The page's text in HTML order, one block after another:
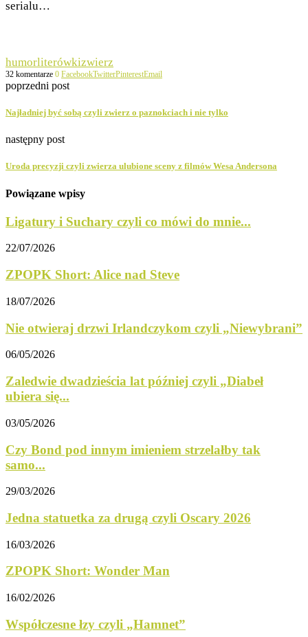
serialu…
humorliterówkizwierz
32 komentarze 0 FacebookTwitterPinterestEmail
poprzedni post
Najładniej być sobą czyli zwierz o paznokciach i nie tylko
następny post
Uroda precyzji czyli zwierza ulubione sceny z filmów Wesa Andersona
Powiązane wpisy
Ligatury i Suchary czyli co mówi do mnie...
22/07/2026
ZPOPK Short: Alice nad Steve
18/07/2026
Nie otwieraj drzwi Irlandczykom czyli „Niewybrani”
06/05/2026
Zaledwie dwadzieścia lat później czyli „Diabeł
ubiera się...
03/05/2026
Czy Bond pod innym imieniem strzelałby tak
samo...
29/03/2026
Jedna statuetka za drugą czyli Oscary 2026
16/03/2026
ZPOPK Short: Wonder Man
16/02/2026
Współczesne łzy czyli „Hamnet”